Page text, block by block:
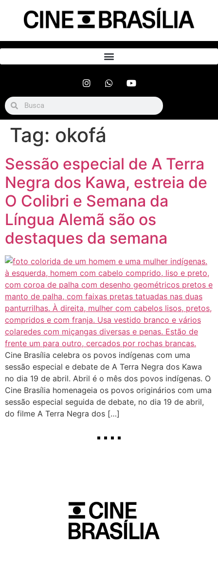
Tag: okofá
Sessão especial de A Terra
Negra dos Kawa, estreia de
O Colibri e Semana da
Língua Alemã são os
destaques da semana
Cine Brasília celebra os povos indígenas com uma
sessão especial e debate de A Terra Negra dos Kawa
no dia 19 de abril. Abril é o mês dos povos indígenas. O
Cine Brasília homenageia os povos originários com uma
sessão especial seguida de debate, no dia 19 de abril,
do filme A Terra Negra dos […]